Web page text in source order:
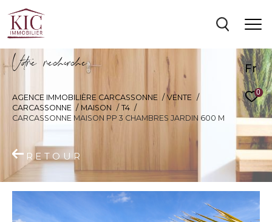
Fr
0
Vore recece
AGENCE IMMOBILIÈRE CARCASSONNE
VENTE
CARCASSONNE
MAISON
T4
CARCASSONNE MAISON PP 3 CHAMBRES JARDIN 600 M
RETOUR